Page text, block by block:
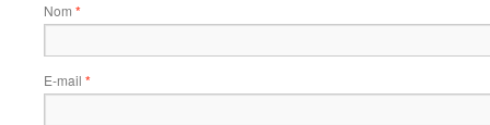
Nom *
E-mail *